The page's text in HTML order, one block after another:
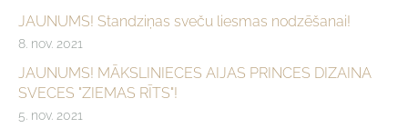
JAUNUMS! Standziņas sveču liesmas nodzēšanai!
8. nov. 2021
JAUNUMS! MĀKSLINIECES AIJAS PRINCES DIZAINA
SVECES "ZIEMAS RĪTS"!
5. nov. 2021